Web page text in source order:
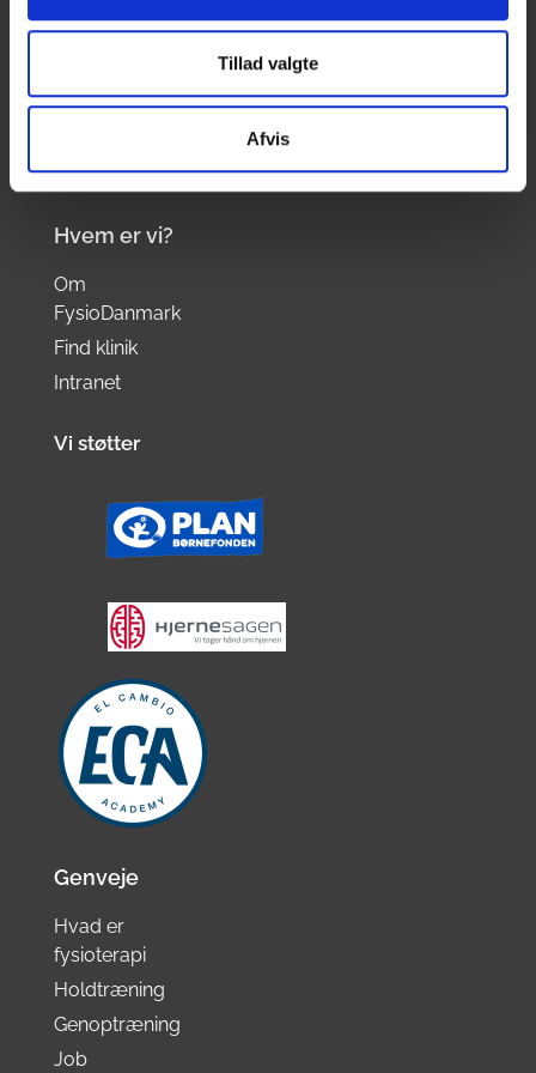
Tillad valgte
Afvis
CVR:33600402
Al henvendelse vedrørende booking og
aflysninger skal ske direkte til klinikken.
Hvem er vi?
Om
FysioDanmark
Find klinik
Intranet
Vi støtter
Genveje
Hvad er
fysioterapi
Holdtræning
Genoptræning
Job